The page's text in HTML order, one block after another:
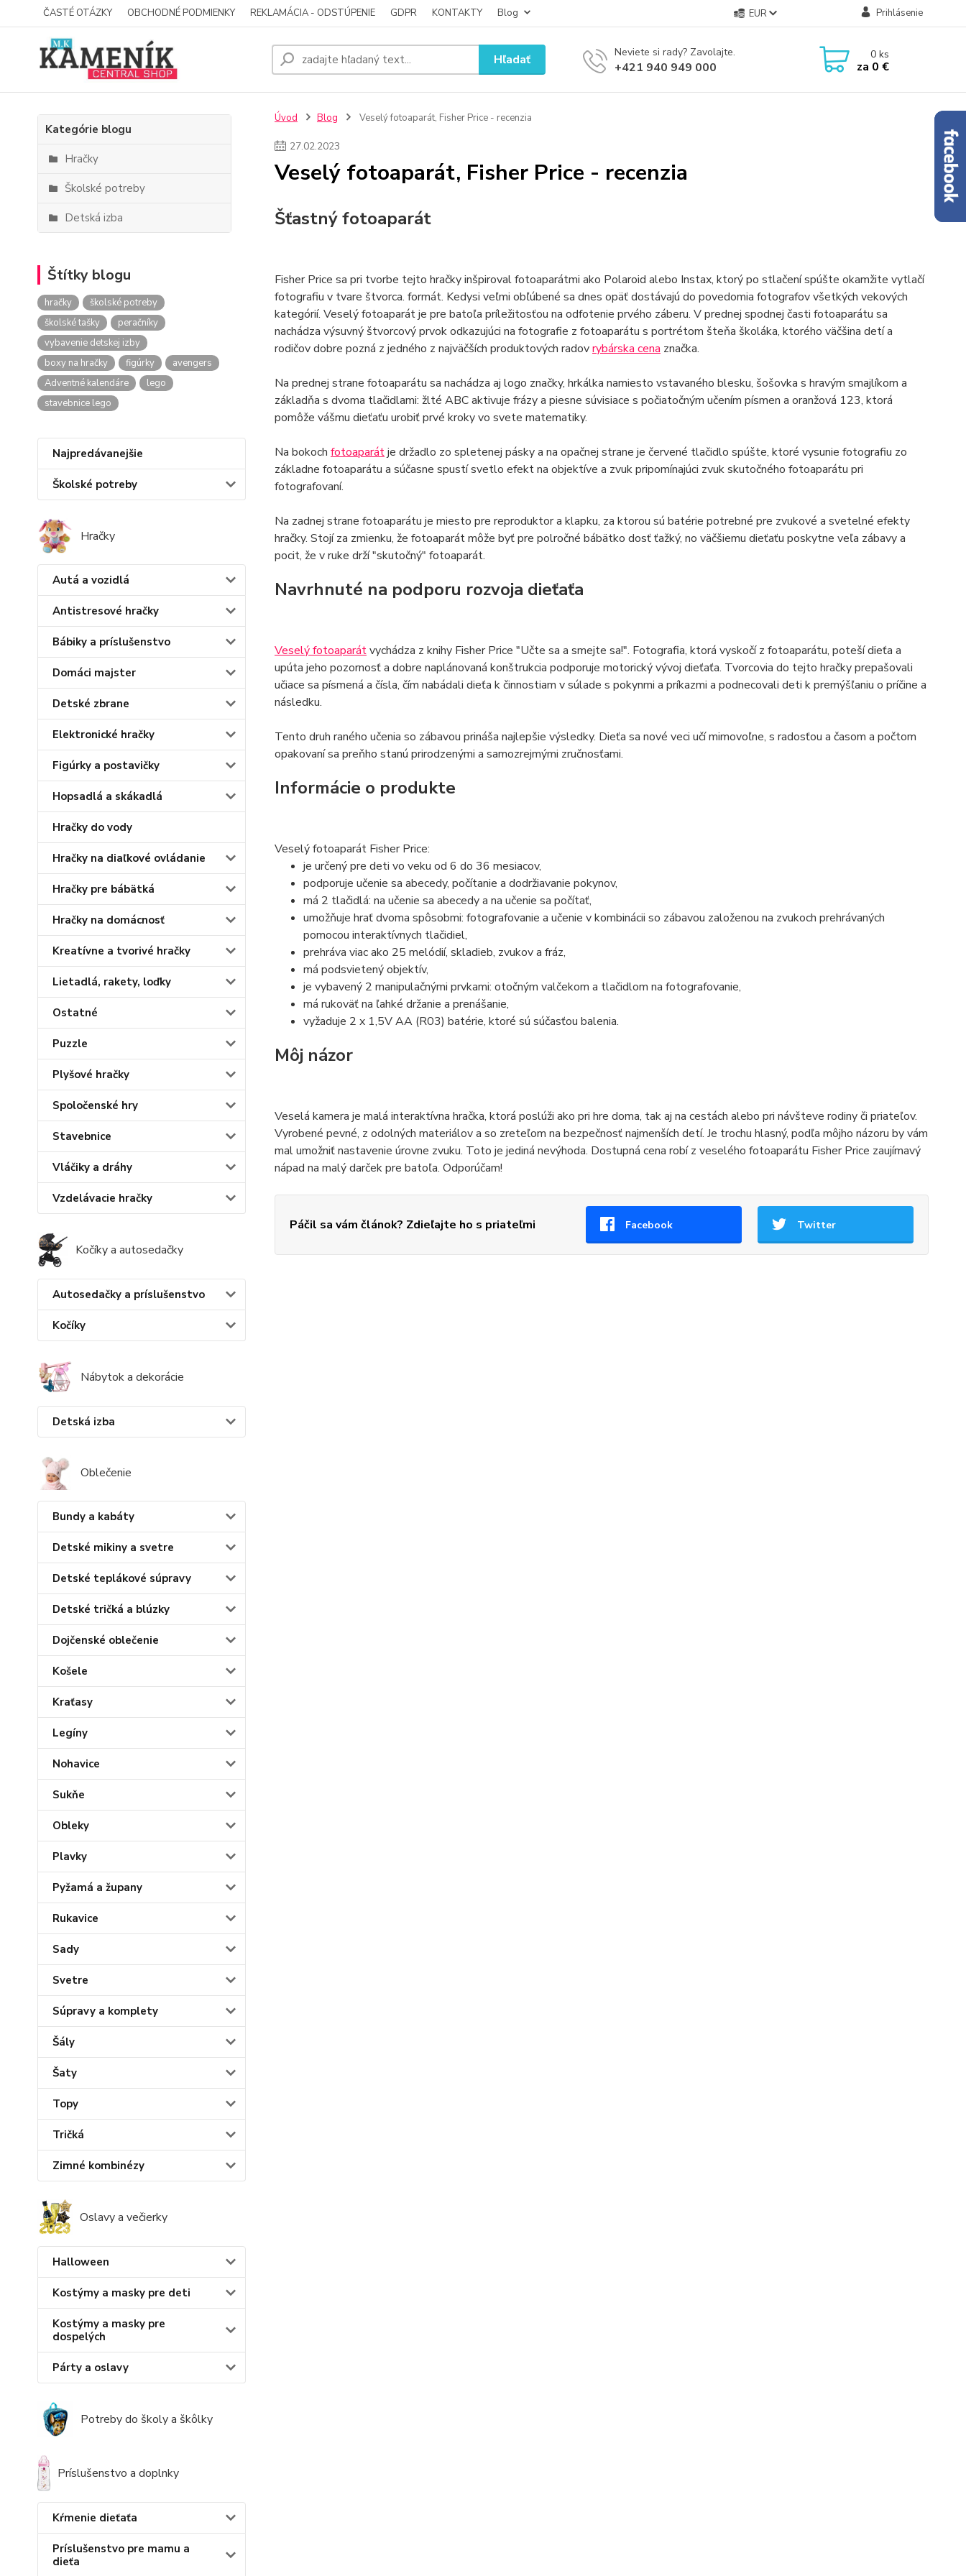
ČASTÉ OTÁZKY OBCHODNÉ PODMIENKY REKLAMÁCIA - ODSTÚPENIE GDPR KONTAKTY Blog EUR Prihlásenie
Hľadať Neviete si rady? Zavolajte.
+421 940 949 000
0ks
za 0 €
Kategórie blogu
Hračky
Školské potreby
Detská izba
Štítky blogu
hračky
školské potreby
školské tašky
peračníky
vybavenie detskej izby
boxy na hračky
figúrky
avengers
Adventné kalendáre
lego
stavebnice lego
Najpredávanejšie
Školské potreby
Hračky
Autá a vozidlá
Antistresové hračky
Bábiky a príslušenstvo
Domáci majster
Detské zbrane
Elektronické hračky
Figúrky a postavičky
Hopsadlá a skákadlá
Hračky do vody
Hračky na diaľkové ovládanie
Hračky pre bábätká
Hračky na domácnosť
Kreatívne a tvorivé hračky
Lietadlá, rakety, loďky
Ostatné
Puzzle
Plyšové hračky
Spoločenské hry
Stavebnice
Vláčiky a dráhy
Vzdelávacie hračky
Kočíky a autosedačky
Autosedačky a príslušenstvo
Kočíky
Nábytok a dekorácie
Detská izba
Oblečenie
Bundy a kabáty
Detské mikiny a svetre
Detské teplákové súpravy
Detské tričká a blúzky
Dojčenské oblečenie
Košele
Kraťasy
Legíny
Nohavice
Sukňe
Obleky
Plavky
Pyžamá a župany
Rukavice
Sady
Svetre
Súpravy a komplety
Šály
Šaty
Topy
Tričká
Zimné kombinézy
Oslavy a večierky
Halloween
Kostýmy a masky pre deti
Kostýmy a masky pre
dospelých
Párty a oslavy
Potreby do školy a škôlky
Príslušenstvo a doplnky
Kŕmenie dieťaťa
Príslušenstvo pre mamu a
dieťa
Úvod Blog Veselý fotoaparát, Fisher Price - recenzia
27.02.2023
Veselý fotoaparát, Fisher Price - recenzia
Šťastný fotoaparát
Fisher Price sa pri tvorbe tejto hračky inšpiroval fotoaparátmi ako Polaroid alebo Instax, ktorý po stlačení spúšte okamžite vytlačí
fotografiu v tvare štvorca. formát. Kedysi veľmi obľúbené sa dnes opäť dostávajú do povedomia fotografov všetkých vekových
kategórií. Veselý fotoaparát je pre batoľa príležitosťou na odfotenie prvého záberu. V prednej spodnej časti fotoaparátu sa
nachádza výsuvný štvorcový prvok odkazujúci na fotografie z fotoaparátu s portrétom šteňa školáka, ktorého väčšina detí a
rodičov dobre pozná z jedného z najväčších produktových radovrybárska cena značka.
Na prednej strane fotoaparátu sa nachádza aj logo značky, hrkálka namiesto vstavaného blesku, šošovka s hravým smajlíkom a
základňa s dvoma tlačidlami: žlté ABC aktivuje frázy a piesne súvisiace s počiatočným učením písmen a oranžová 123, ktorá
pomôže vášmu dieťaťu urobiť prvé kroky vo svete matematiky.
Na bokoch fotoaparátje držadlo zo spletenej pásky a na opačnej strane je červené tlačidlo spúšte, ktoré vysunie fotografiu zo
základne fotoaparátu a súčasne spustí svetlo efekt na objektíve a zvuk pripomínajúci zvuk skutočného fotoaparátu pri
fotografovaní.
Na zadnej strane fotoaparátu je miesto pre reproduktor a klapku, za ktorou sú batérie potrebné pre zvukové a svetelné efekty
hračky. Stojí za zmienku, že fotoaparát môže byť pre polročné bábätko dosť ťažký, no väčšiemu dieťaťu poskytne veľa zábavy a
pocit, že v ruke drží "skutočný" fotoaparát.
Navrhnuté na podporu rozvoja dieťaťa
Veselý fotoaparátvychádza z knihy Fisher Price "Učte sa a smejte sa!". Fotografia, ktorá vyskočí z fotoaparátu, poteší dieťa a
upúta jeho pozornosť a dobre naplánovaná konštrukcia podporuje motorický vývoj dieťaťa. Tvorcovia do tejto hračky prepašovali
učiace sa písmená a čísla, čím nabádali dieťa k činnostiam v súlade s pokynmi a príkazmi a podnecovali deti k premýšľaniu o príčine a
následku.
Tento druh raného učenia so zábavou prináša najlepšie výsledky. Dieťa sa nové veci učí mimovoľne, s radosťou a časom a počtom
opakovaní sa preňho stanú prirodzenými a samozrejmými zručnosťami.
Informácie o produkte
Veselý fotoaparát Fisher Price:
je určený pre deti vo veku od 6 do 36 mesiacov,
podporuje učenie sa abecedy, počítanie a dodržiavanie pokynov,
má 2 tlačidlá: na učenie sa abecedy a na učenie sa počítať,
umožňuje hrať dvoma spôsobmi: fotografovanie a učenie v kombinácii so zábavou založenou na zvukoch prehrávaných
pomocou interaktívnych tlačidiel,
prehráva viac ako 25 melódií, skladieb, zvukov a fráz,
má podsvietený objektív,
je vybavený 2 manipulačnými prvkami: otočným valčekom a tlačidlom na fotografovanie,
má rukoväť na ľahké držanie a prenášanie,
vyžaduje 2 x 1,5V AA (R03) batérie, ktoré sú súčasťou balenia.
Môj názor
Veselá kamera je malá interaktívna hračka, ktorá poslúži ako pri hre doma, tak aj na cestách alebo pri návšteve rodiny či priateľov.
Vyrobené pevné, z odolných materiálov a so zreteľom na bezpečnosť najmenších detí. Je trochu hlasný, podľa môjho názoru by vám
mal umožniť nastavenie úrovne zvuku. Toto je jediná nevýhoda. Dostupná cena robí z veselého fotoaparátu Fisher Price zaujímavý
nápad na malý darček pre batoľa. Odporúčam!
Páčil sa vám článok? Zdieľajte ho s priateľmi Facebook Twitter